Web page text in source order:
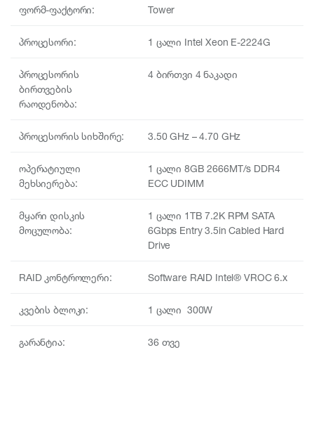
ფორმ-ფაქტორი: Tower
პროცესორი: 1 ცალი Intel Xeon E-2224G
პროცესორის
ბირთვების
რაოდენობა:
4 ბირთვი 4 ნაკადი
პროცესორის სიხშირე: 3.50 GHz – 4.70 GHz
ოპერატიული
მეხსიერება:
1 ცალი 8GB 2666MT/s DDR4
ECC UDIMM
მყარი დისკის
მოცულობა:
1 ცალი 1TB 7.2K RPM SATA
6Gbps Entry 3.5in Cabled Hard
Drive
RAID კონტროლერი: Software RAID Intel® VROC 6.x
კვების ბლოკი: 1 ცალი 300W
გარანტია: 36 თვე